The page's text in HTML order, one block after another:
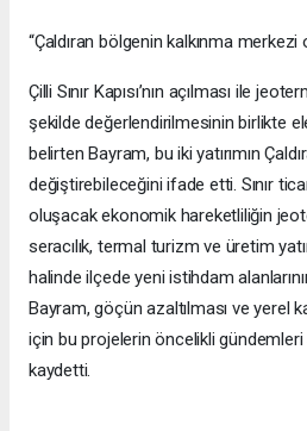
“Çaldıran bölgenin kalkınma merkezi
Çilli Sınır Kapısı’nın açılması ile
şekilde değerlendirilmesinin birlikte
belirten Bayram, bu iki yatırımın
değiştirebileceğini ifade etti. Sınır
oluşacak ekonomik hareketliliğin
seracılık, termal turizm ve üretim
halinde ilçede yeni istihdam
Bayram, göçün azaltılması ve yerel
için bu projelerin öncelikli gündemleri
kaydetti.